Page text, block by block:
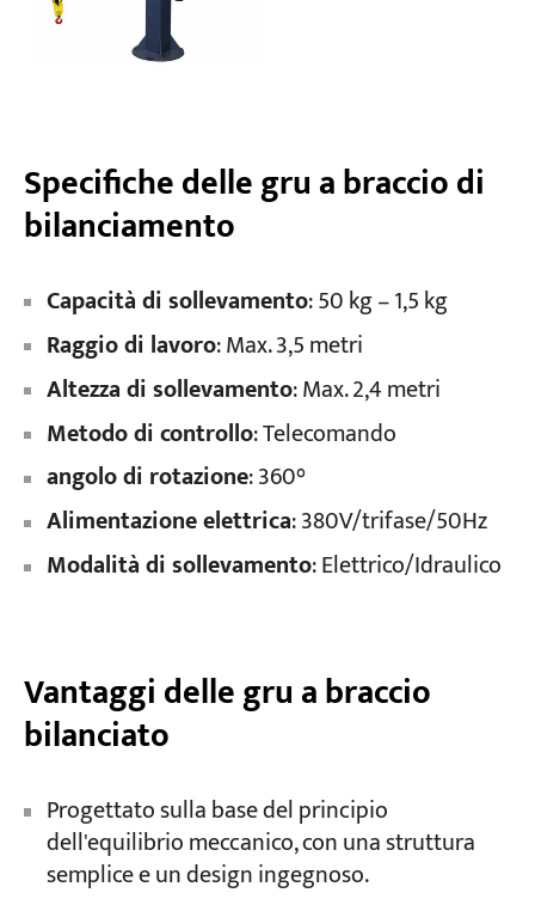
Specifiche delle gru a braccio di
bilanciamento
Capacità di sollevamento: 50 kg – 1,5 kg
Raggio di lavoro: Max. 3,5 metri
Altezza di sollevamento: Max. 2,4 metri
Metodo di controllo: Telecomando
angolo di rotazione: 360°
Alimentazione elettrica: 380V/trifase/50Hz
Modalità di sollevamento: Elettrico/Idraulico
Vantaggi delle gru a braccio
bilanciato
Progettato sulla base del principio
dell'equilibrio meccanico, con una struttura
semplice e un design ingegnoso.